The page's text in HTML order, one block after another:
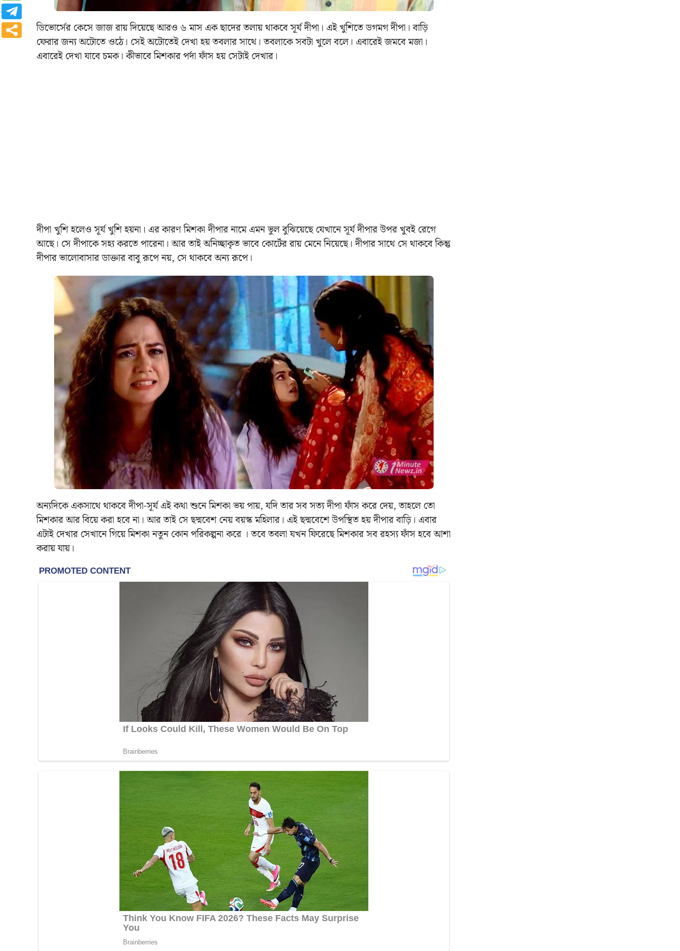
ডিভোর্সের কেসে জাজ রায় দিয়েছে আরও ৬ মাস এক ছাদের তলায় থাকবে সূর্য দীপা। এই খুশিতে ডগমগ দীপা। বাড়ি
ফেরার জন্য অটোতে ওঠে। সেই অটোতেই দেখা হয় তবলার সাথে। তবলাকে সবটা খুলে বলে। এবারেই জমবে মজা।
এবারেই দেখা যাবে চমক। কীভাবে মিশকার পর্দা ফাঁস হয় সেটাই দেখার।
দীপা খুশি হলেও সূর্য খুশি হয়না। এর কারণ মিশকা দীপার নামে এমন ভুল বুঝিয়েছে যেখানে সূর্য দীপার উপর খুবই রেগে
আছে। সে দীপাকে সহ্য করতে পারেনা। আর তাই অনিচ্ছাকৃত ভাবে কোর্টের রায় মেনে নিয়েছে। দীপার সাথে সে থাকবে কিন্তু
দীপার ভালোবাসার ডাক্তার বাবু রূপে নয়, সে থাকবে অন্য রূপে।
অন্যদিকে একসাথে থাকবে দীপা-সূর্য এই কথা শুনে মিশকা ভয় পায়, যদি তার সব সত্য দীপা ফাঁস করে দেয়, তাহলে তো
মিশকার আর বিয়ে করা হবে না। আর তাই সে ছদ্মবেশ নেয় বয়স্ক মহিলার। এই ছদ্মবেশে উপস্থিত হয় দীপার বাড়ি। এবার
এটাই দেখার সেখানে গিয়ে মিশকা নতুন কোন পরিকল্পনা করে । তবে তবলা যখন ফিরেছে মিশকার সব রহস্য ফাঁস হবে আশা
করায় যায়।